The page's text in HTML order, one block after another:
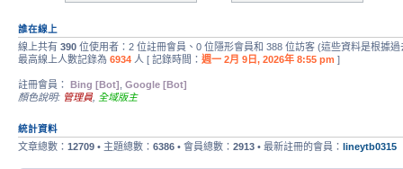
誰在線上
線上共有 390 位使用者：2 位註冊會員、0 位隱形會員和 388 位訪客 (這些資料是根據
最高線上人數記錄為 6934 人 [ 記錄時間： 週一 2月 9日, 2026年 8:55 pm ]
註冊會員： Bing [Bot] Google [Bot]
顏色說明: 管理員 全域版主
統計資料
文章總數： 12709 • 主題總數： 6386 • 會員總數： 2913 • 最新註冊的會員： lineytb0315